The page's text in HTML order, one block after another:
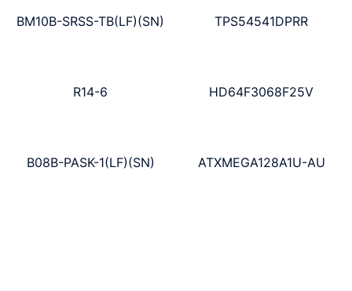
BM10B-SRSS-TB(LF)(SN) TPS54541DPRR
R14-6 HD64F3068F25V
B08B-PASK-1(LF)(SN) ATXMEGA128A1U-AU